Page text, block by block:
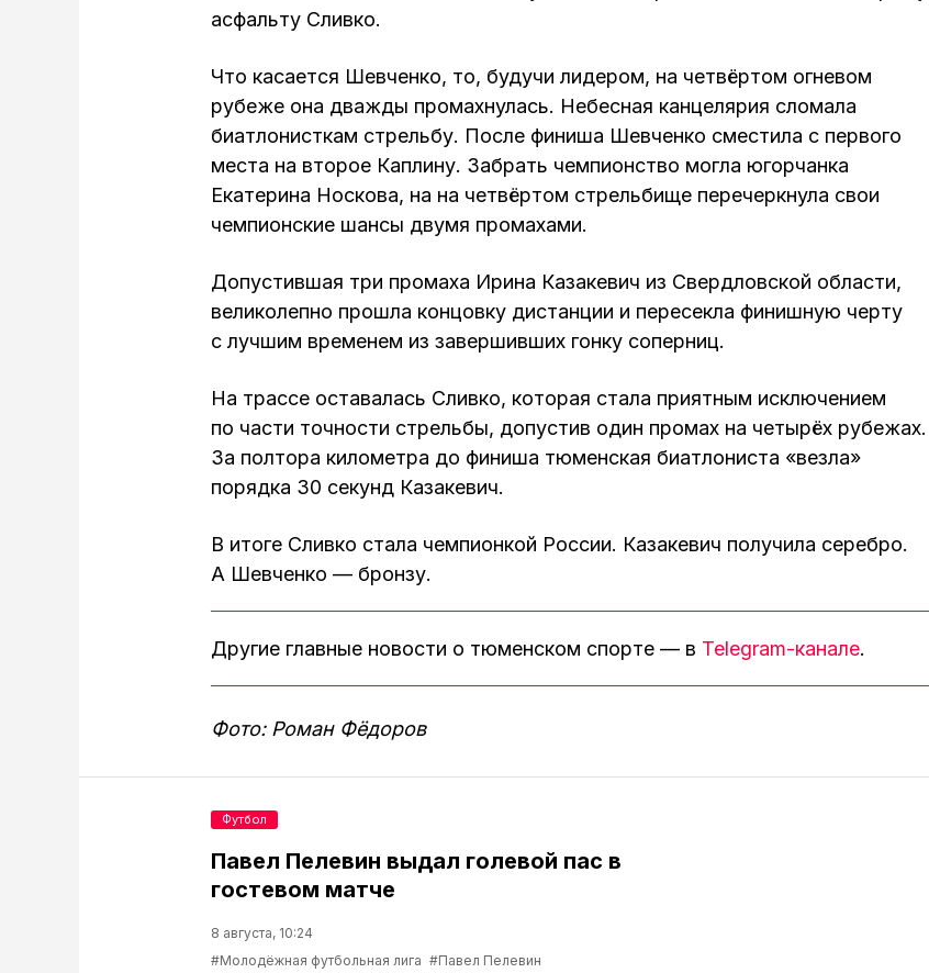
асфальту Сливко.
Что касается Шевченко, то, будучи лидером, на четвёртом огневом
рубеже она дважды промахнулась. Небесная канцелярия сломала
биатлонисткам стрельбу. После финиша Шевченко сместила с первого
места на второе Каплину. Забрать чемпионство могла югорчанка
Екатерина Носкова, на на четвёртом стрельбище перечеркнула свои
чемпионские шансы двумя промахами.
Допустившая три промаха Ирина Казакевич из Свердловской области,
великолепно прошла концовку дистанции и пересекла финишную черту
с лучшим временем из завершивших гонку соперниц.
На трассе оставалась Сливко, которая стала приятным исключением
по части точности стрельбы, допустив один промах на четырёх рубежах.
За полтора километра до финиша тюменская биатлониста «везла»
порядка 30 секунд Казакевич.
В итоге Сливко стала чемпионкой России. Казакевич получила серебро.
А Шевченко — бронзу.
Другие главные новости о тюменском спорте — в Telegram-канале.
Фото: Роман Фёдоров
Павел Пелевин выдал голевой пас в
гостевом матче
8 августа, 10:24
#Молодёжная футбольная лига #Павел Пелевин
Футбол